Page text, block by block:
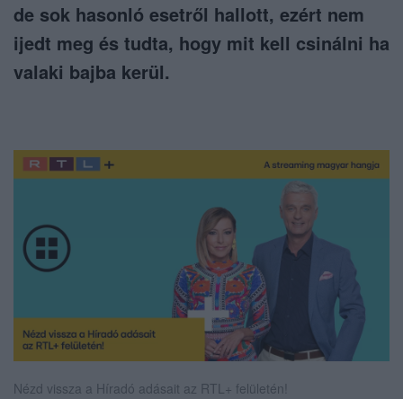
de sok hasonló esetről hallott, ezért nem
ijedt meg és tudta, hogy mit kell csinálni ha
valaki bajba kerül.
Nézd vissza a Híradó adásait az RTL+ felületén!